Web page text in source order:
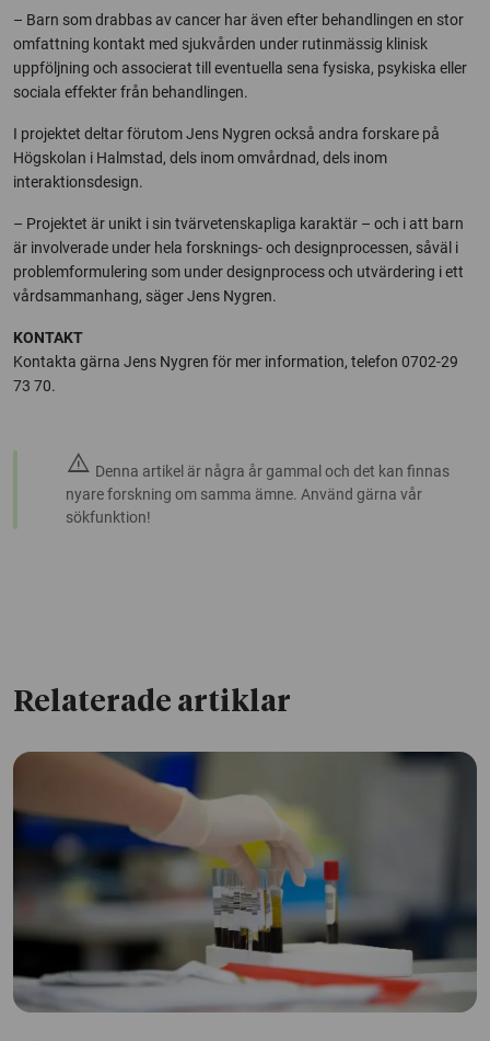
– Barn som drabbas av cancer har även efter behandlingen en stor
omfattning kontakt med sjukvården under rutinmässig klinisk
uppföljning och associerat till eventuella sena fysiska, psykiska eller
sociala effekter från behandlingen.
I projektet deltar förutom Jens Nygren också andra forskare på
Högskolan i Halmstad, dels inom omvårdnad, dels inom
interaktionsdesign.
– Projektet är unikt i sin tvärvetenskapliga karaktär – och i att barn
är involverade under hela forsknings- och designprocessen, såväl i
problemformulering som under designprocess och utvärdering i ett
vårdsammanhang, säger Jens Nygren.
KONTAKT
Kontakta gärna Jens Nygren för mer information, telefon 0702-29
73 70.
warning Denna artikel är några år gammal och det kan finnas
nyare forskning om samma ämne. Använd gärna vår
sökfunktion!
Relaterade artiklar